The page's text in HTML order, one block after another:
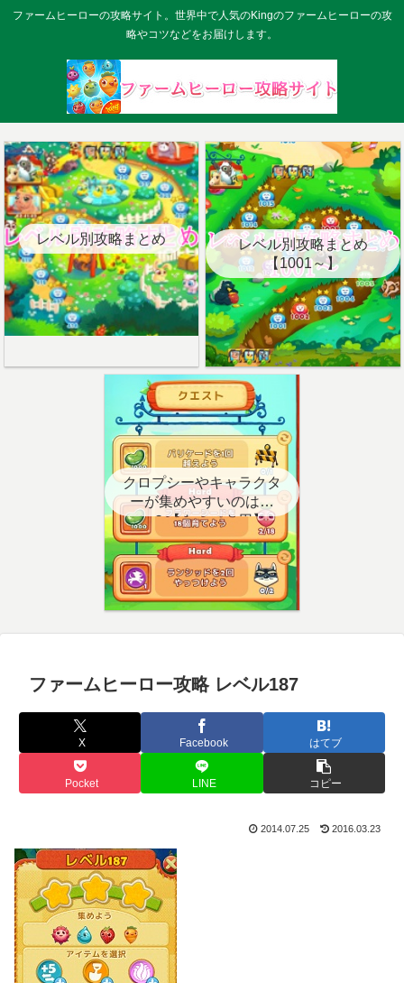
ファームヒーローの攻略サイト。世界中で人気のKingのファームヒーローの攻
略やコツなどをお届けします。
レベル別攻略まとめ
レベル別攻略まとめ
【1001～】
クロプシーやキャラクタ
ーが集めやすいのはど
こ？【クエスト用】
ファームヒーロー攻略 レベル187
X Facebook はてブ
Pocket LINE コピー
2014.07.25 2016.03.23